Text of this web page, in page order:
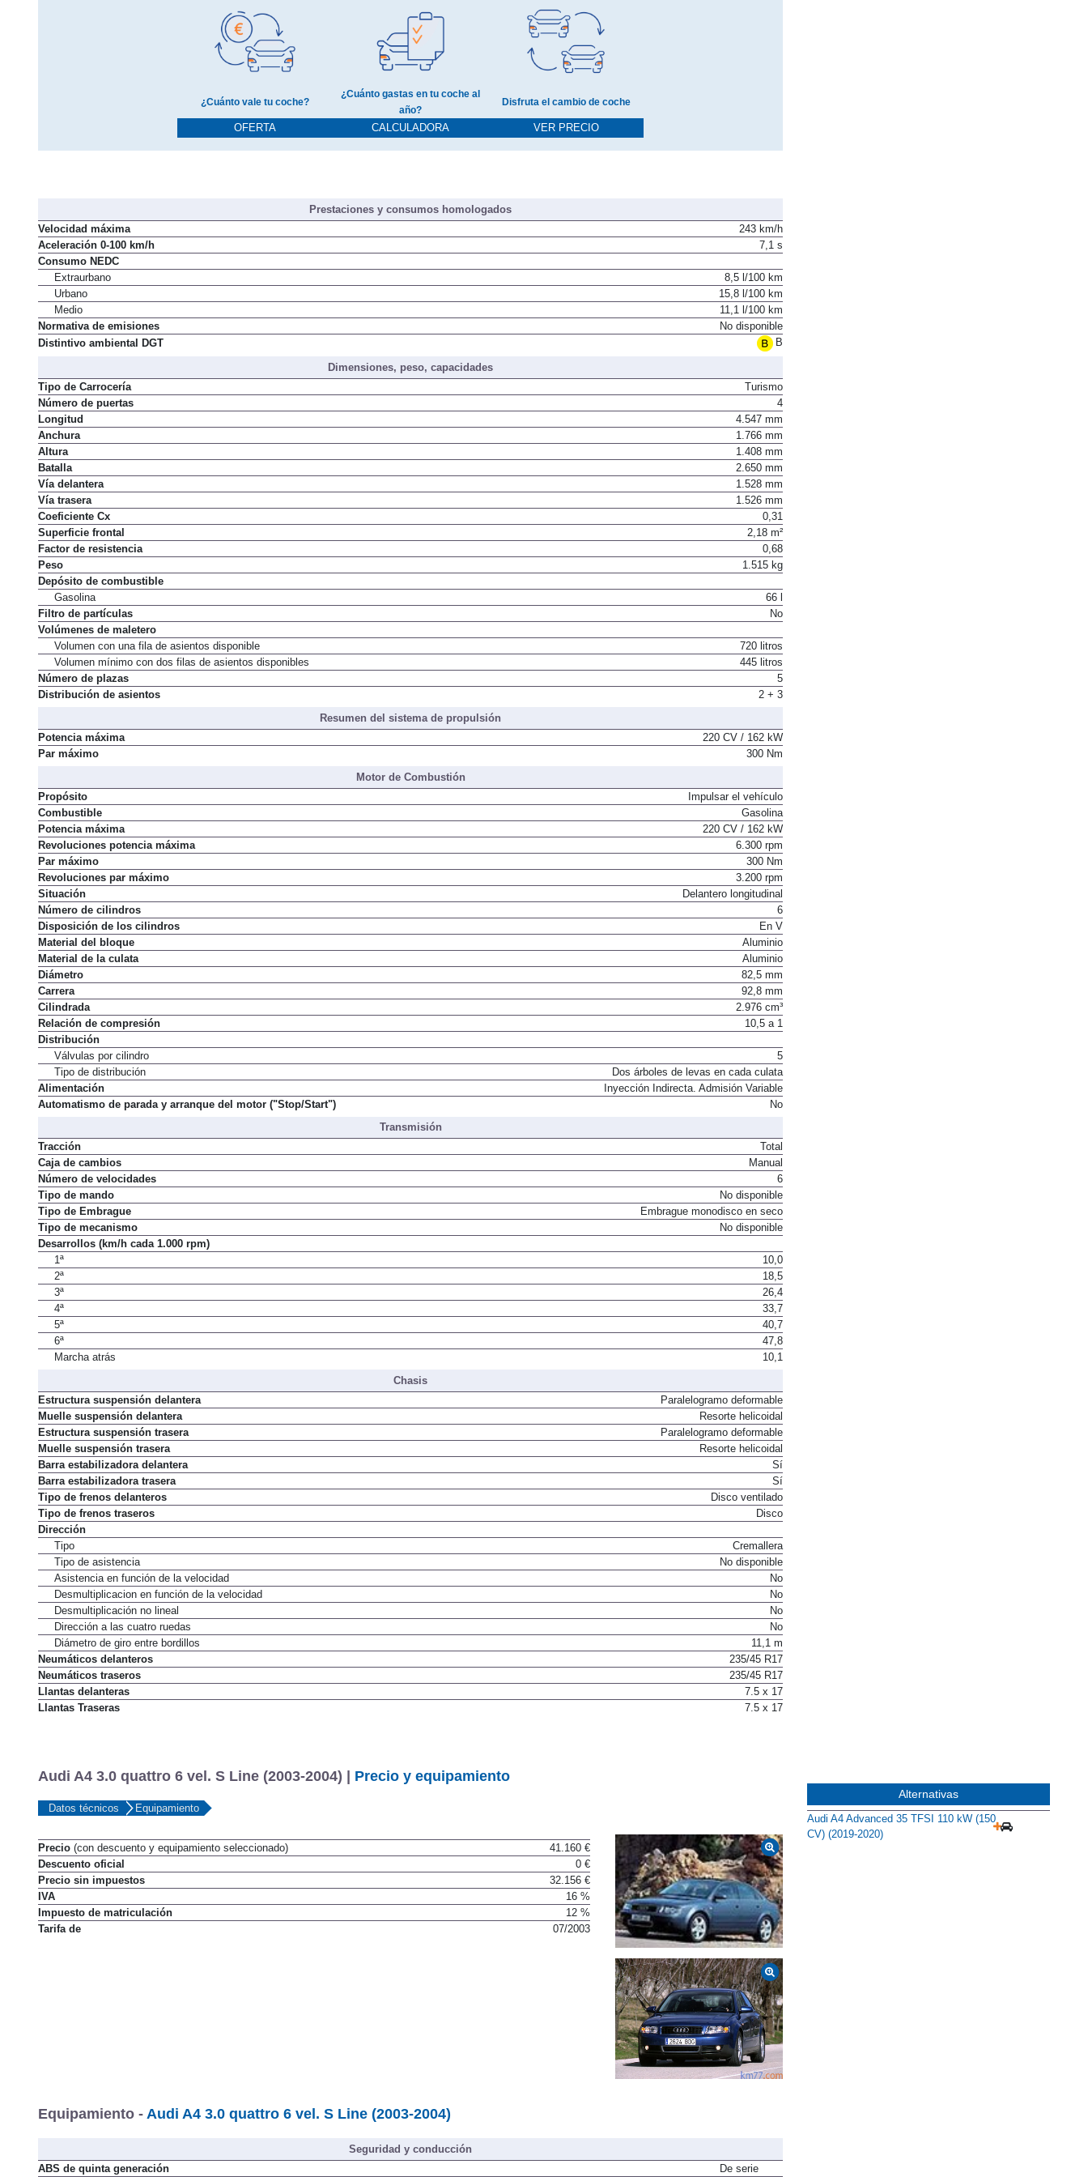
¿Cuánto vale tu coche?
OFERTA
¿Cuánto gastas en tu coche al
año?
CALCULADORA
Disfruta el cambio de coche
VER PRECIO
Prestaciones y consumos homologados
Velocidad máxima
243 km/h
Aceleración 0-100 km/h
7,1 s
Consumo NEDC
Extraurbano
8,5 l/100 km
Urbano
15,8 l/100 km
Medio
11,1 l/100 km
Normativa de emisiones
No disponible
Distintivo ambiental DGT
B
Dimensiones, peso, capacidades
Tipo de Carrocería
Turismo
Número de puertas
4
Longitud
4.547 mm
Anchura
1.766 mm
Altura
1.408 mm
Batalla
2.650 mm
Vía delantera
1.528 mm
Vía trasera
1.526 mm
Coeficiente Cx
0,31
Superficie frontal
2,18 m²
Factor de resistencia
0,68
Peso
1.515 kg
Depósito de combustible
Gasolina
66 l
Filtro de partículas
No
Volúmenes de maletero
Volumen con una fila de asientos disponible
720 litros
Volumen mínimo con dos filas de asientos disponibles
445 litros
Número de plazas
5
Distribución de asientos
2 + 3
Resumen del sistema de propulsión
Potencia máxima
220 CV / 162 kW
Par máximo
300 Nm
Motor de Combustión
Propósito
Impulsar el vehículo
Combustible
Gasolina
Potencia máxima
220 CV / 162 kW
Revoluciones potencia máxima
6.300 rpm
Par máximo
300 Nm
Revoluciones par máximo
3.200 rpm
Situación
Delantero longitudinal
Número de cilindros
6
Disposición de los cilindros
En V
Material del bloque
Aluminio
Material de la culata
Aluminio
Diámetro
82,5 mm
Carrera
92,8 mm
Cilindrada
2.976 cm³
Relación de compresión
10,5 a 1
Distribución
Válvulas por cilindro
5
Tipo de distribución
Dos árboles de levas en cada culata
Alimentación
Inyección Indirecta. Admisión Variable
Automatismo de parada y arranque del motor ("Stop/Start")
No
Transmisión
Tracción
Total
Caja de cambios
Manual
Número de velocidades
6
Tipo de mando
No disponible
Tipo de Embrague
Embrague monodisco en seco
Tipo de mecanismo
No disponible
Desarrollos (km/h cada 1.000 rpm)
1ª
10,0
2ª
18,5
3ª
26,4
4ª
33,7
5ª
40,7
6ª
47,8
Marcha atrás
10,1
Chasis
Estructura suspensión delantera
Paralelogramo deformable
Muelle suspensión delantera
Resorte helicoidal
Estructura suspensión trasera
Paralelogramo deformable
Muelle suspensión trasera
Resorte helicoidal
Barra estabilizadora delantera
Sí
Barra estabilizadora trasera
Sí
Tipo de frenos delanteros
Disco ventilado
Tipo de frenos traseros
Disco
Dirección
Tipo
Cremallera
Tipo de asistencia
No disponible
Asistencia en función de la velocidad
No
Desmultiplicacion en función de la velocidad
No
Desmultiplicación no lineal
No
Dirección a las cuatro ruedas
No
Diámetro de giro entre bordillos
11,1 m
Neumáticos delanteros
235/45 R17
Neumáticos traseros
235/45 R17
Llantas delanteras
7.5 x 17
Llantas Traseras
7.5 x 17
Audi A4 3.0 quattro 6 vel. S Line (2003-2004) | Precio y equipamiento
Datos técnicos Equipamiento
Precio (con descuento y equipamiento seleccionado)
41.160 €
Descuento oficial
0 €
Precio sin impuestos
32.156 €
IVA
16 %
Impuesto de matriculación
12 %
Tarifa de
07/2003
Equipamiento - Audi A4 3.0 quattro 6 vel. S Line (2003-2004)
Seguridad y conducción
ABS de quinta generación
De serie
Alternativas
Audi A4 Advanced 35 TFSI 110 kW (150
CV) (2019-2020)